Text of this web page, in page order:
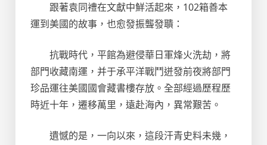
跟著袁同禮在文獻中鮮活起來，102箱善本
運到美國的故事，也愈發振聾發聵：
抗戰時代，平館為避侵華日軍烽火洗劫，將
部門收藏南運，并于承平洋戰鬥迸發前夜將部門
珍品運往美國國會藏書樓存放。全部經過歷程歷
時近十年，遷移萬里，遠赴海內，異常艱苦。
遺憾的是，一向以來，這段汗青史料未幾，